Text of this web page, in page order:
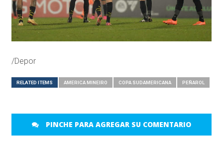
/Depor
RELATED ITEMS AMERICA MINEIRO COPA SUDAMERICANA PEÑAROL
PINCHE PARA AGREGAR SU COMENTARIO